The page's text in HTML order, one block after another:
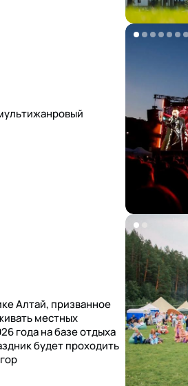
Алтай, призванное
местных
года на базе отдыха
будет проходить